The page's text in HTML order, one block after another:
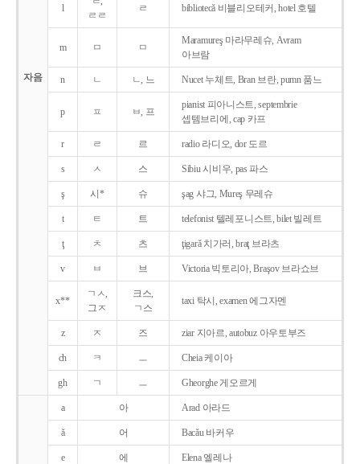
자음
l
ㄹㄹ
ㄹ bibliotecǎ 비블리오테커, hotel 호텔
m ㅁ ㅁ
Maramureş 마라무레슈, Avram
아브람
n ㄴ ㄴ, 느 Nucet 누체트, Bran 브란, pumn 품느
p ㅍ ㅂ, 프
pianist 피아니스트, septembrie
셉템브리에, cap 카프
r ㄹ 르 radio 라디오, dor 도르
s ㅅ 스 Sibiu 시비우, pas 파스
ş 시* 슈 şag 샤그, Mureş 무레슈
t ㅌ 트 telefonist 텔레포니스트, bilet 빌레트
ţ ㅊ 츠 ţigarǎ 치가러, braţ 브라츠
v ㅂ 브 Victoria 빅토리아, Braşov 브라쇼브
x**
ㄱㅅ,
그ㅈ
크스,
ㄱ스
taxi 탁시, examen 에그자멘
z ㅈ 즈 ziar 지아르, autobuz 아우토부즈
ch ㅋ ㅡ Cheia 케이아
gh ㄱ ㅡ Gheorghe 게오르게
a 아 Arad 아라드
ǎ 어 Bacǎu 바커우
e 에 Elena 엘레나